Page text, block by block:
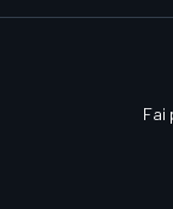
Fai